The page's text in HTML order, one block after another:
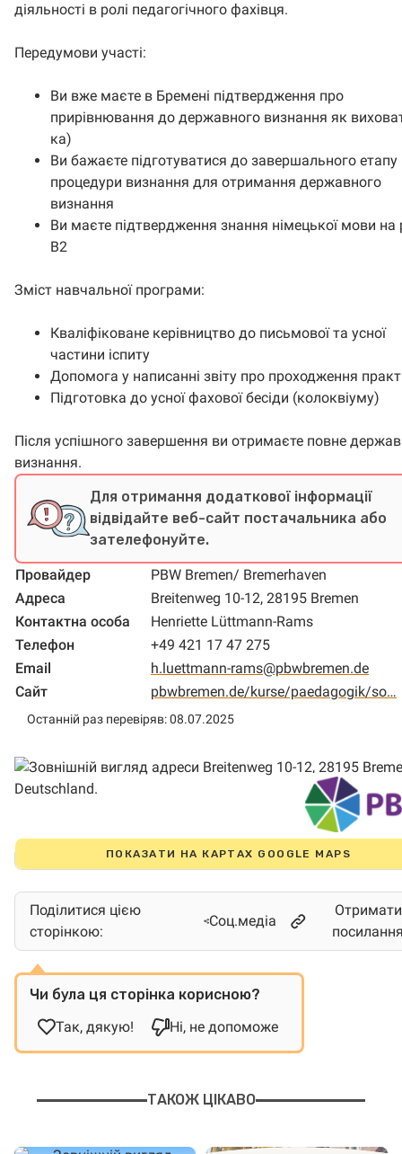
діяльності в ролі педагогічного фахівця.
Передумови участі:
Ви вже маєте в Бремені підтвердження про
прирівнювання до державного визнання як
ка)
Ви бажаєте підготуватися до завершального етапу
процедури визнання для отримання державного
визнання
Ви маєте підтвердження знання німецької мови на
B2
Зміст навчальної програми:
Кваліфіковане керівництво до письмової та усної
частини іспиту
Допомога у написанні звіту про проходження
Підготовка до усної фахової бесіди (колоквіуму)
Після успішного завершення ви отримаєте повне
визнання.
Для отримання додаткової інформації
відвідайте веб-сайт постачальника або
зателефонуйте.
Провайдер
PBW Bremen/ Bremerhaven
Адреса
Breitenweg 10-12, 28195 Bremen
Контактна особа
Henriette Lüttmann-Rams
Телефон
+49 421 17 47 275
Email
h.luettmann-rams@pbwbremen.de
Сайт
pbwbremen.de/kurse/paedagogik/so…
Останній раз перевіряв: 08.07.2025
ПОКАЗАТИ НА КАРТАХ GOOGLE MAPS
Поділитися цією
сторінкою:
Соц.медіа
Отримати
Чи була ця сторінка корисною?
Так, дякую!
Ні, не допоможе
ТАКОЖ ЦІКАВО